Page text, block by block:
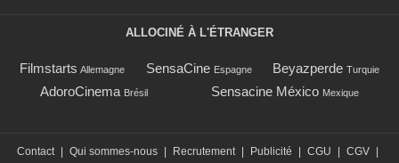
ALLOCINÉ À L'ÉTRANGER
Filmstarts Allemagne SensaCine Espagne Beyazperde Turquie
AdoroCinema Brésil Sensacine México Mexique
Contact Qui sommes-nous Recrutement Publicité CGU CGV